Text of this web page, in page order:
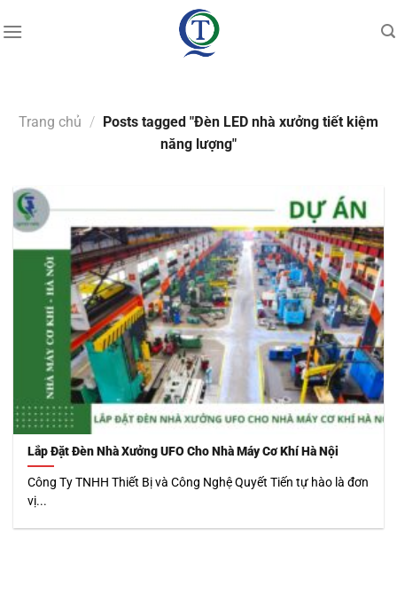
to
Trang chủ / Posts tagged "Đèn LED nhà xưởng tiết kiệm
năng lượng"
Lắp Đặt Đèn Nhà Xưởng UFO Cho Nhà Máy Cơ Khí Hà Nội
Công Ty TNHH Thiết Bị và Công Nghệ Quyết Tiến tự hào là đơn
vị...